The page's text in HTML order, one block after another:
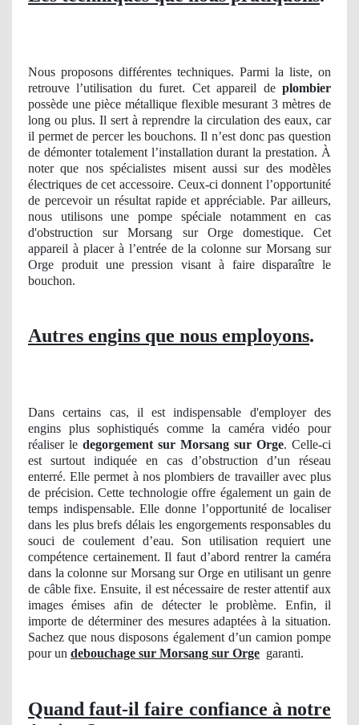
Nous proposons différentes techniques. Parmi la liste, on
retrouve l’utilisation du furet. Cet appareil de plombier
possède une pièce métallique flexible mesurant 3 mètres de
long ou plus. Il sert à reprendre la circulation des eaux, car
il permet de percer les bouchons. Il n’est donc pas question
de démonter totalement l’installation durant la prestation. À
noter que nos spécialistes misent aussi sur des modèles
électriques de cet accessoire. Ceux-ci donnent l’opportunité
de percevoir un résultat rapide et appréciable. Par ailleurs,
nous utilisons une pompe spéciale notamment en cas
d'obstruction sur Morsang sur Orge domestique. Cet
appareil à placer à l’entrée de la colonne sur Morsang sur
Orge produit une pression visant à faire disparaître le
bouchon.
Autres engins que nous employons.
Dans certains cas, il est indispensable d'employer des
engins plus sophistiqués comme la caméra vidéo pour
réaliser le degorgement sur Morsang sur Orge. Celle-ci
est surtout indiquée en cas d’obstruction d’un réseau
enterré. Elle permet à nos plombiers de travailler avec plus
de précision. Cette technologie offre également un gain de
temps indispensable. Elle donne l’opportunité de localiser
dans les plus brefs délais les engorgements responsables du
souci de coulement d’eau. Son utilisation requiert une
compétence certainement. Il faut d’abord rentrer la caméra
dans la colonne sur Morsang sur Orge en utilisant un genre
de câble fixe. Ensuite, il est nécessaire de rester attentif aux
images émises afin de détecter le problème. Enfin, il
importe de déterminer des mesures adaptées à la situation.
Sachez que nous disposons également d’un camion pompe
pour un debouchage sur Morsang sur Orge garanti.
Quand faut-il faire confiance à notre